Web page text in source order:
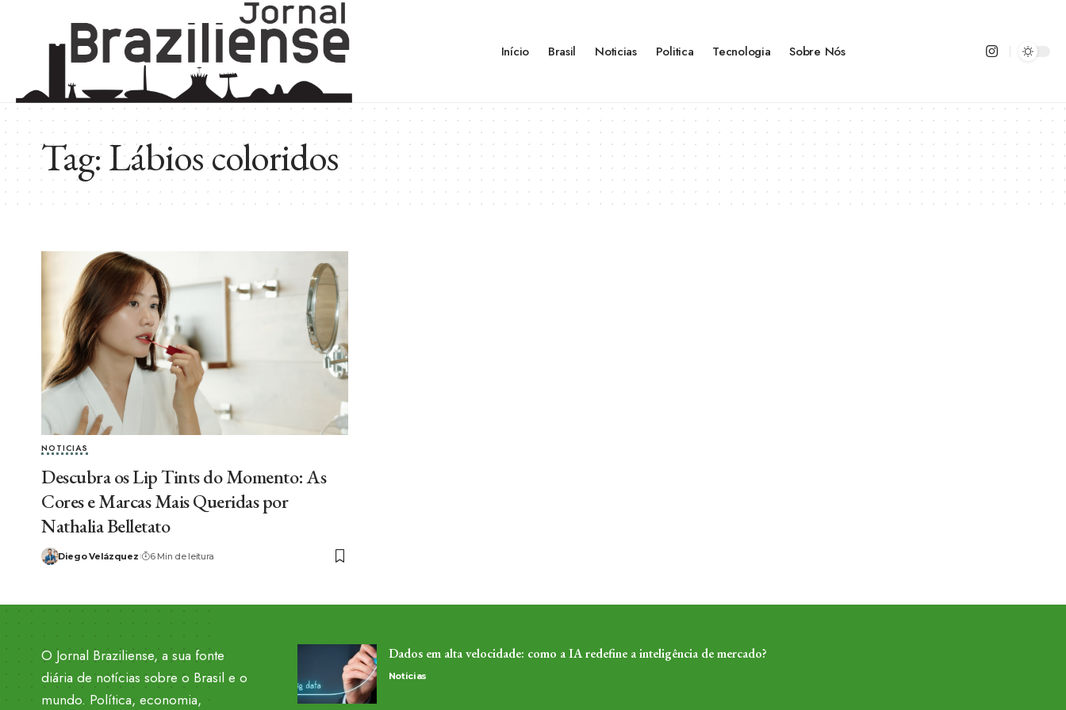
Início Brasil Noticias Politica Tecnologia Sobre Nós
Tag:Lábios coloridos
NOTICIAS
Descubra os Lip Tints do Momento: As
Cores e Marcas Mais Queridas por
Nathalia Belletato
Diego Velázquez 6 Min de leitura
O Jornal Braziliense, a sua fonte
diária de notícias sobre o Brasil e o
mundo. Política, economia,
Dados em alta velocidade: como a IA redefine a inteligência de mercado?
Noticias